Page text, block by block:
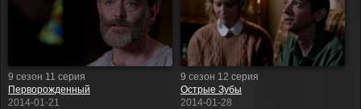
9 сезон 11 серия
Перворожденный
2014-01-21
9 сезон 12 серия
Острые Зубы
2014-01-28